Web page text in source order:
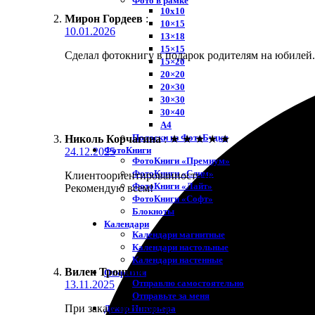
10х10
10×15
13×18
15×15
15×20
20×20
20×30
30×30
30×40
A4
Полоски из ФотоБудки
ФотоКниги
ФотоКниги «Премиум»
ФотоКниги «Слим»
ФотоКниги «Лайт»
ФотоКниги «Софт»
Блокноты
Календари
Календари магнитные
Календари настольные
Календари настенные
Открытки
Отправлю самостоятельно
Отправьте за меня
Декор Интерьера
Мирон Гордеев :
10.01.2026
Сделал фотокнигу в подарок родителям на
Николь Корчагина : ★ ★ ★ ★ ★
24.12.2025
Клиентоориентированность на высшем уровне.
Рекомендую всем!
Вилен Троцкий
13.11.2025
При заказе фотокниги был приятно удивлён.